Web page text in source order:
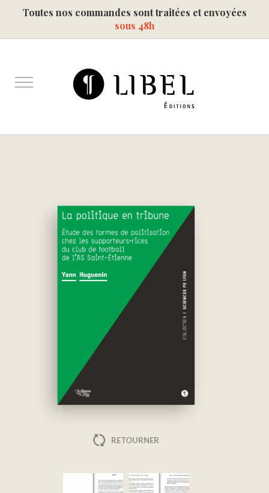
Toutes nos commandes sont traitées et envoyées
sous 48h
RETOURNER